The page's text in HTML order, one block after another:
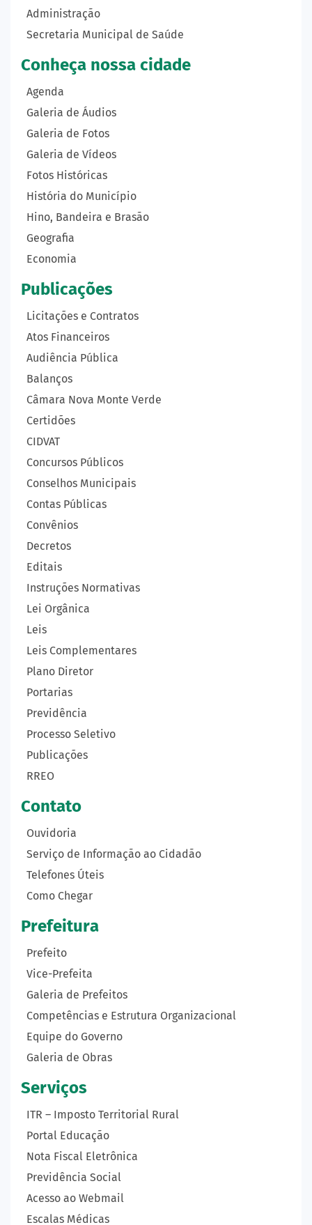
Administração
Secretaria Municipal de Saúde
Conheça nossa cidade
Agenda
Galeria de Áudios
Galeria de Fotos
Galeria de Vídeos
Fotos Históricas
História do Município
Hino, Bandeira e Brasão
Geografia
Economia
Publicações
Licitações e Contratos
Atos Financeiros
Audiência Pública
Balanços
Câmara Nova Monte Verde
Certidões
CIDVAT
Concursos Públicos
Conselhos Municipais
Contas Públicas
Convênios
Decretos
Editais
Instruções Normativas
Lei Orgânica
Leis
Leis Complementares
Plano Diretor
Portarias
Previdência
Processo Seletivo
Publicações
RREO
Contato
Ouvidoria
Serviço de Informação ao Cidadão
Telefones Úteis
Como Chegar
Prefeitura
Prefeito
Vice-Prefeita
Galeria de Prefeitos
Competências e Estrutura Organizacional
Equipe do Governo
Galeria de Obras
Serviços
ITR – Imposto Territorial Rural
Portal Educação
Nota Fiscal Eletrônica
Previdência Social
Acesso ao Webmail
Escalas Médicas